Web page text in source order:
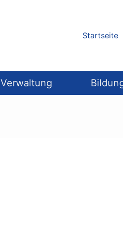
Startseite
Verwaltung